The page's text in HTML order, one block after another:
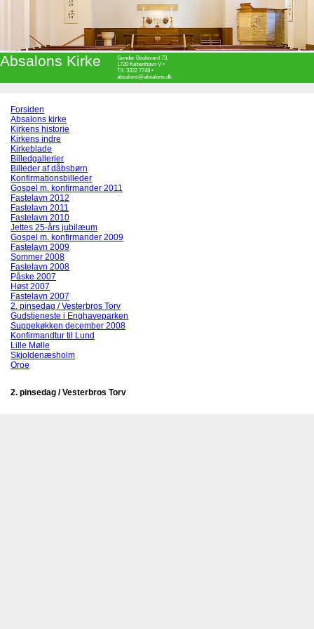
Absalons Kirke
Sønder Boulevard 73,
1720 København V •
Tlf. 3322 7748 •
absalons@absalons.dk
Forsiden
Absalons kirke
Kirkens historie
Kirkens indre
Kirkeblade
Billedgallerier
Billeder af dåbsbørn
Konfirmationsbilleder
Gospel m. konfirmander 2011
Fastelavn 2012
Fastelavn 2011
Fastelavn 2010
Jettes 25-års jubilæum
Gospel m. konfirmander 2009
Fastelavn 2009
Sommer 2008
Fastelavn 2008
Påske 2007
Høst 2007
Fastelavn 2007
2. pinsedag / Vesterbros Torv
Gudstjeneste i Enghaveparken
Suppekøkken december 2008
Konfirmandtur til Lund
Lille Mølle
Skjoldenæsholm
Oroe
2. pinsedag / Vesterbros Torv